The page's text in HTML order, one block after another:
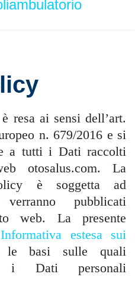
resa ai sensi dell’art.
n. 679/2016 e si
a tutti i Dati raccolti
otosalus.com. La
è soggetta ad
pubblicati
web. La presente
Informativa estesa sui
le basi sulle quali
i Dati personali